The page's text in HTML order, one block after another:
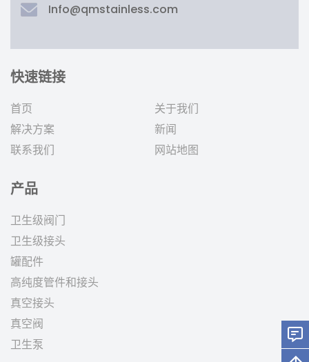
Info@qmstainless.com
快速链接
首页
关于我们
解决方案
新闻
联系我们
网站地图
产品
卫生级阀门
卫生级接头
罐配件
高纯度管件和接头
真空接头
真空阀
卫生泵